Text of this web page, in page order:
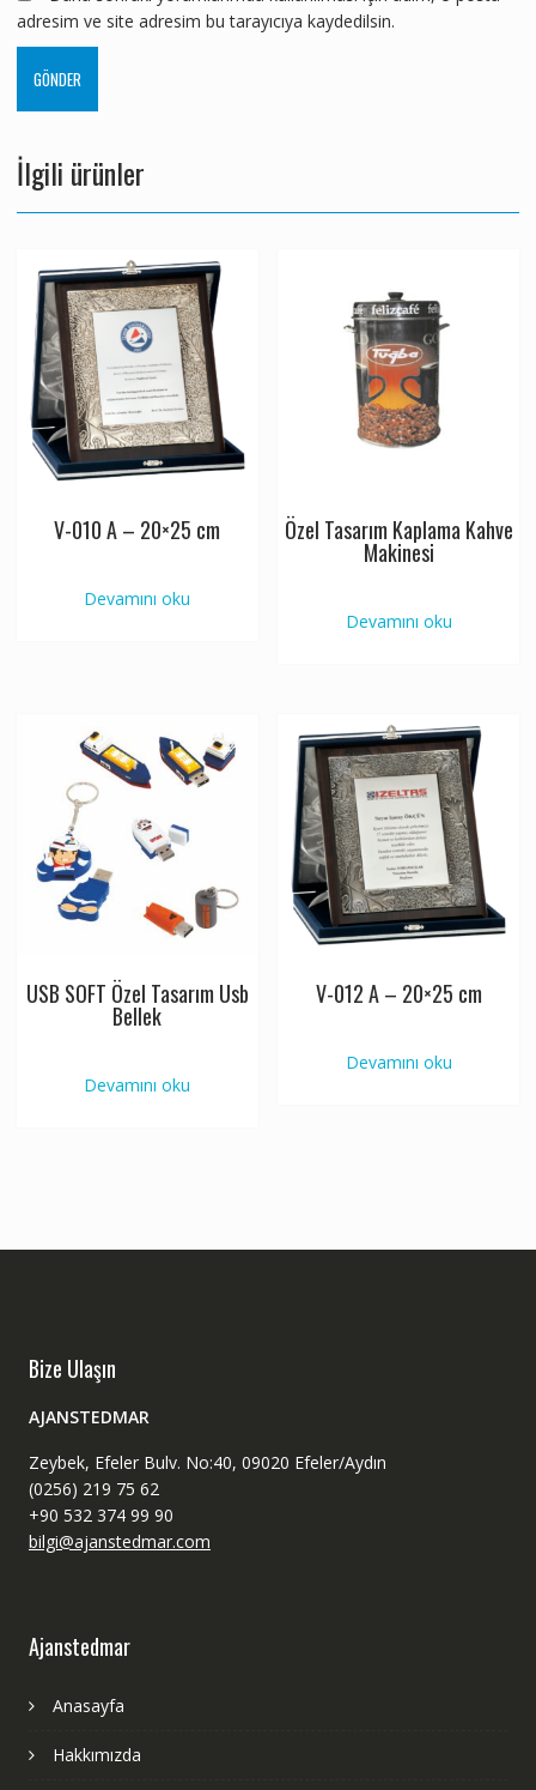
adresim ve site adresim bu tarayıcıya kaydedilsin.
İlgili ürünler
V-010 A – 20×25 cm
Devamını oku
Özel Tasarım Kaplama Kahve
Makinesi
Devamını oku
USB SOFT Özel Tasarım Usb
Bellek
Devamını oku
V-012 A – 20×25 cm
Devamını oku
Bize Ulaşın
AJANSTEDMAR
Zeybek, Efeler Bulv. No:40, 09020 Efeler/Aydın
(0256) 219 75 62
+90 532 374 99 90
bilgi@ajanstedmar.com
Ajanstedmar
Anasayfa
Hakkımızda